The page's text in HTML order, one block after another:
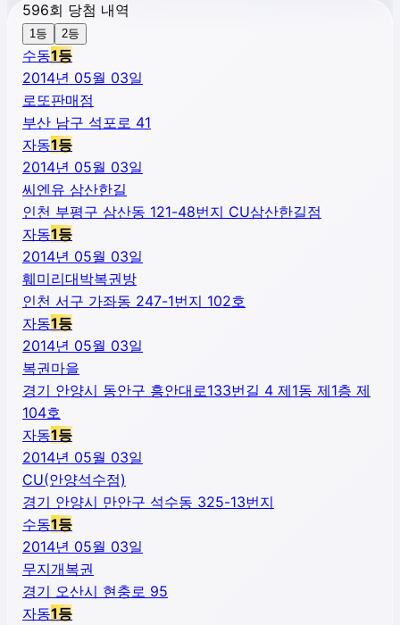
596회 당첨 내역
1등 2등
수동1등
2014년 05월 03일
로또판매점
부산 남구 석포로 41
자동1등
2014년 05월 03일
씨엔유 삼산한길
인천 부평구 삼산동 121-48번지 CU삼산한길점
자동1등
2014년 05월 03일
훼미리대박복권방
인천 서구 가좌동 247-1번지 102호
자동1등
2014년 05월 03일
복권마을
경기 안양시 동안구 흥안대로133번길 4 제1동 제1층 제
104호
자동1등
2014년 05월 03일
CU(안양석수점)
경기 안양시 만안구 석수동 325-13번지
수동1등
2014년 05월 03일
무지개복권
경기 오산시 현충로 95
자동1등